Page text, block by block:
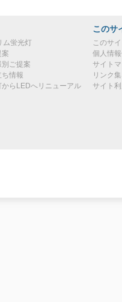
ム蛍光灯
案
別ご提案
ち情報
からLEDへリニューアル
このサ
このサ
個人情
サイト
リンク集
サイト